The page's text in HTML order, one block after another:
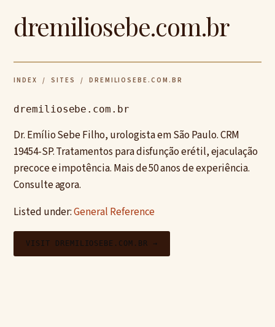
dremiliosebe.com.br
INDEX / SITES / DREMILIOSEBE.COM.BR
dremiliosebe.com.br
Dr. Emílio Sebe Filho, urologista em São Paulo. CRM
19454-SP. Tratamentos para disfunção erétil, ejaculação
precoce e impotência. Mais de 50 anos de experiência.
Consulte agora.
Listed under:General Reference
VISIT DREMILIOSEBE.COM.BR →